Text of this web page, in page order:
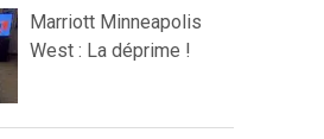
Marriott Minneapolis
West : La déprime !